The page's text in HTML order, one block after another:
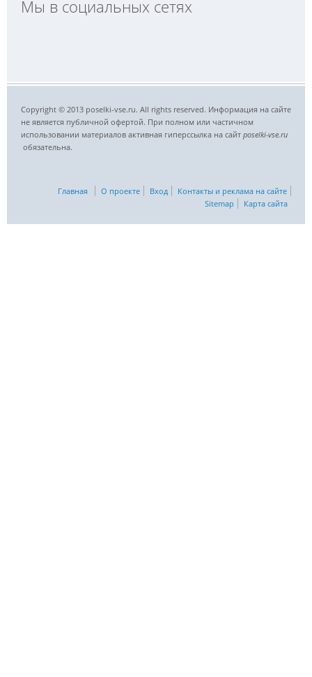
Мы в социальных сетях
Copyright © 2013 poselki-vse.ru. All rights reserved. Информация на сайте
не является публичной офертой. При полном или частичном
использовании материалов активная гиперссылка на сайт poselki-vse.ru​
обязательна.
Главная О проекте Вход
Контакты и реклама на сайте
Sitemap
Карта сайта